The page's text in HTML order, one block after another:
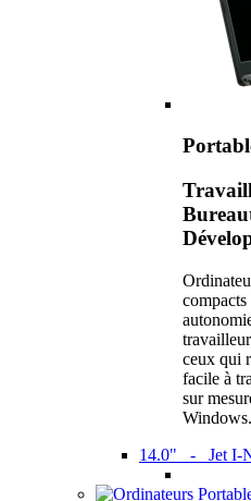
ceux qui
facile à
sur
Windows.
14.0" - Jet I-